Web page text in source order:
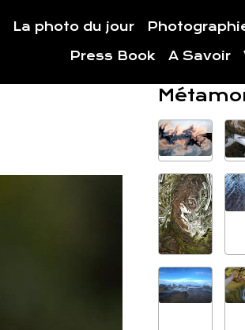
La photo du jour
Press Book A Savoir